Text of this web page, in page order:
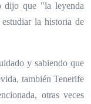
dijo que "la leyenda
la historia de
y sabiendo que
también Tenerife
otras veces